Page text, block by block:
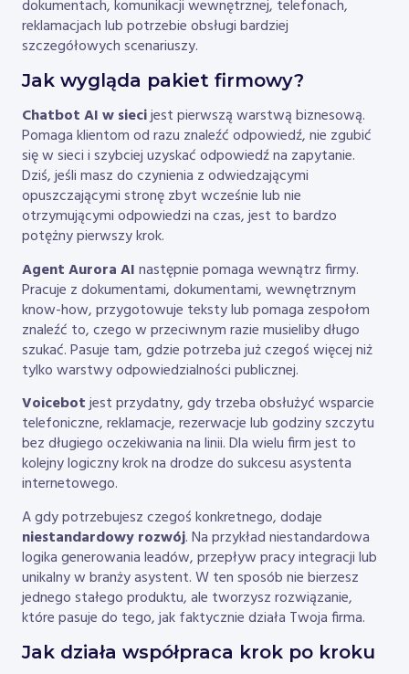
dokumentach, komunikacji wewnętrznej, telefonach,
reklamacjach lub potrzebie obsługi bardziej
szczegółowych scenariuszy.
Jak wygląda pakiet firmowy?
Chatbot AI w siecijest pierwszą warstwą biznesową.
Pomaga klientom od razu znaleźć odpowiedź, nie zgubić
się w sieci i szybciej uzyskać odpowiedź na zapytanie.
Dziś, jeśli masz do czynienia z odwiedzającymi
opuszczającymi stronę zbyt wcześnie lub nie
otrzymującymi odpowiedzi na czas, jest to bardzo
potężny pierwszy krok.
Agent Aurora AInastępnie pomaga wewnątrz firmy.
Pracuje z dokumentami, dokumentami, wewnętrznym
know-how, przygotowuje teksty lub pomaga zespołom
znaleźć to, czego w przeciwnym razie musieliby długo
szukać. Pasuje tam, gdzie potrzeba już czegoś więcej niż
tylko warstwy odpowiedzialności publicznej.
Voicebotjest przydatny, gdy trzeba obsłużyć wsparcie
telefoniczne, reklamacje, rezerwacje lub godziny szczytu
bez długiego oczekiwania na linii. Dla wielu firm jest to
kolejny logiczny krok na drodze do sukcesu asystenta
internetowego.
A gdy potrzebujesz czegoś konkretnego, dodaje
niestandardowy rozwój. Na przykład niestandardowa
logika generowania leadów, przepływ pracy integracji lub
unikalny w branży asystent. W ten sposób nie bierzesz
jednego stałego produktu, ale tworzysz rozwiązanie,
które pasuje do tego, jak faktycznie działa Twoja firma.
Jak działa współpraca krok po kroku